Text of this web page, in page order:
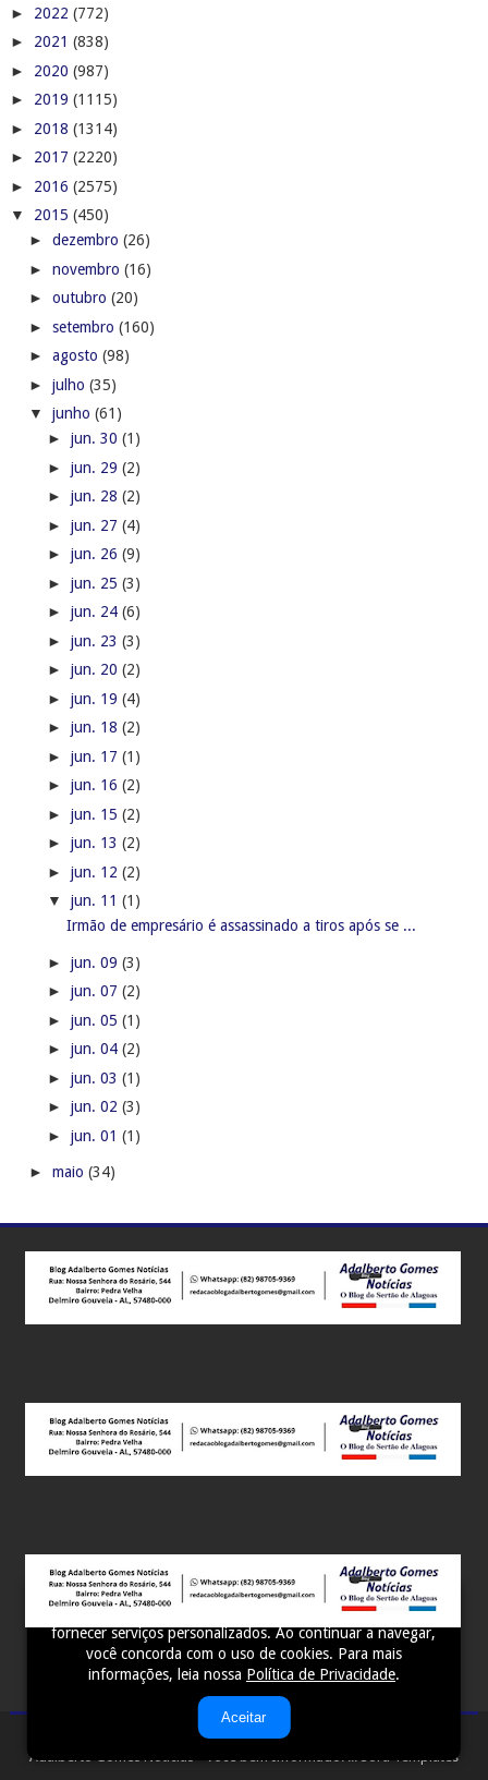
Este site utiliza cookies para melhorar sua experiência e
fornecer serviços personalizados. Ao continuar a navegar,
você concorda com o uso de cookies. Para mais
informações, leia nossa Política de Privacidade.
Aceitar
► 2022 (772)
► 2021 (838)
► 2020 (987)
► 2019 (1115)
► 2018 (1314)
► 2017 (2220)
► 2016 (2575)
▼ 2015 (450)
► dezembro (26)
► novembro (16)
► outubro (20)
► setembro (160)
► agosto (98)
► julho (35)
▼ junho (61)
► jun. 30 (1)
► jun. 29 (2)
► jun. 28 (2)
► jun. 27 (4)
► jun. 26 (9)
► jun. 25 (3)
► jun. 24 (6)
► jun. 23 (3)
► jun. 20 (2)
► jun. 19 (4)
► jun. 18 (2)
► jun. 17 (1)
► jun. 16 (2)
► jun. 15 (2)
► jun. 13 (2)
► jun. 12 (2)
▼ jun. 11 (1)
Irmão de empresário é assassinado a tiros após se ...
► jun. 09 (3)
► jun. 07 (2)
► jun. 05 (1)
► jun. 04 (2)
► jun. 03 (1)
► jun. 02 (3)
► jun. 01 (1)
► maio (34)
Adalberto Gomes Notícias - Você bem Informado! ...Sora Templates